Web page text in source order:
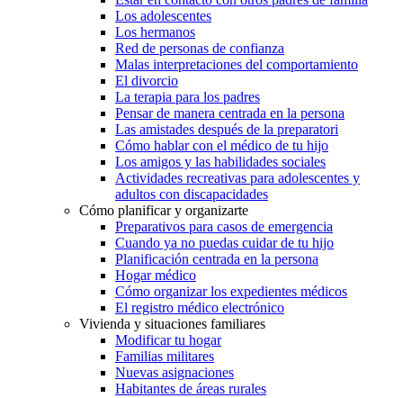
Los adolescentes
Los hermanos
Red de personas de confianza
Malas interpretaciones del comportamiento
El divorcio
La terapia para los padres
Pensar de manera centrada en la persona
Las amistades después de la preparatori
Cómo hablar con el médico de tu hijo
Los amigos y las habilidades sociales
Actividades recreativas para adolescentes y
adultos con discapacidades
Cómo planificar y organizarte
Preparativos para casos de emergencia
Cuando ya no puedas cuidar de tu hijo
Planificación centrada en la persona
Hogar médico
Cómo organizar los expedientes médicos
El registro médico electrónico
Vivienda y situaciones familiares
Modificar tu hogar
Familias militares
Nuevas asignaciones
Habitantes de áreas rurales